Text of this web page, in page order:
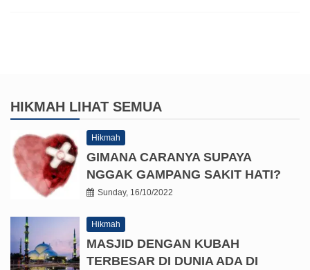
HIKMAH LIHAT SEMUA
Hikmah
GIMANA CARANYA SUPAYA
NGGAK GAMPANG SAKIT HATI?
Sunday, 16/10/2022
Hikmah
MASJID DENGAN KUBAH
TERBESAR DI DUNIA ADA DI